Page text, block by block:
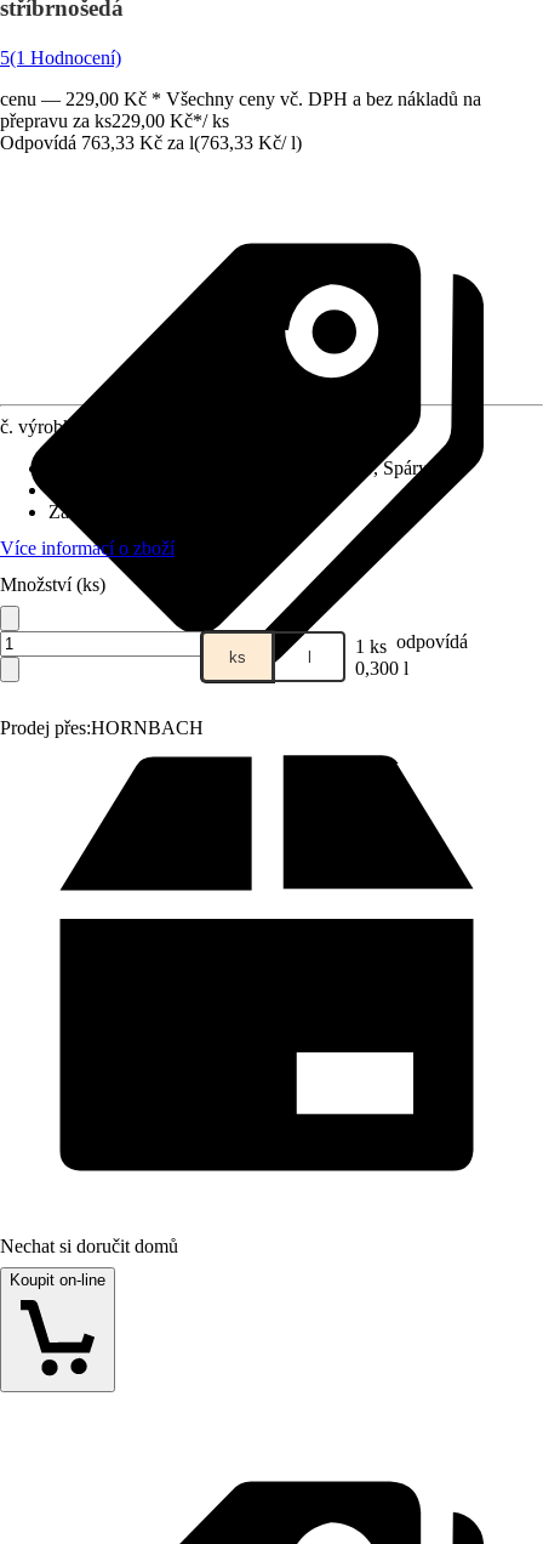
stříbrnošedá
5(1 Hodnocení)
cenu — 229,00 Kč * Všechny ceny vč. DPH a bez nákladů na
přepravu za ks229,00 Kč*/ ks
Odpovídá 763,33 Kč za l(763,33 Kč/ l)
Prodej přes:HORNBACH
č. výrobku
Dřevo, Beton, Hliník, Kov, Spáry
Základní barva
Více informací o zboží
Množství (ks)
ks l 1 ks odpovídá
0,300 l
Nechat si doručit domů
Koupit on-line